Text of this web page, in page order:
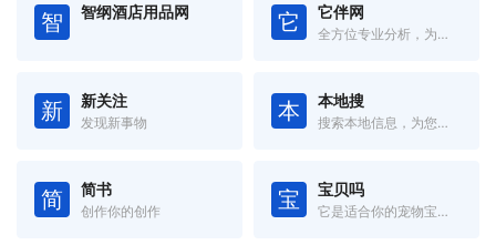
智 智纲酒店用品网 它 它伴网
全方位专业分析，为您挑出最适合的“玩具”
新 新关注
发现新事物 本 本地搜
搜索本地信息，为您提供身边的信息！
简 简书
创作你的创作 宝 宝贝吗
它是适合你的宠物宝贝吗